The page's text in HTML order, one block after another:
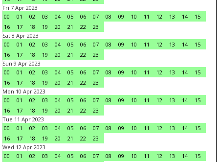
Fri 7 Apr 2023
00
01 02 03 04 05 06 07 08 09 10 11 12 13 14
15
16
17 18 19 20 21 22
23
Sat 8 Apr 2023
00
01 02 03 04 05 06 07 08 09 10 11 12 13 14
15
16
17 18 19 20 21 22
23
Sun 9 Apr 2023
00
01 02 03 04 05 06 07 08 09 10 11 12 13 14
15
16
17 18 19 20 21 22
23
Mon 10 Apr 2023
00
01 02 03 04 05 06 07 08 09 10 11 12 13 14
15
16
17 18 19 20 21 22
23
Tue 11 Apr 2023
00
01 02 03 04 05 06 07 08 09 10 11 12 13 14
15
16
17 18 19 20 21 22
23
Wed 12 Apr 2023
00
01 02 03 04 05 06 07 08 09 10 11 12 13 14
15